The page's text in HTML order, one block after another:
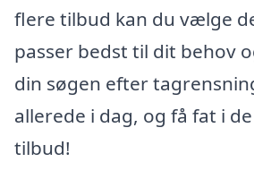
flere tilbud kan du vælge
passer bedst til dit behov
din søgen efter
allerede i dag, og få fat i
tilbud!